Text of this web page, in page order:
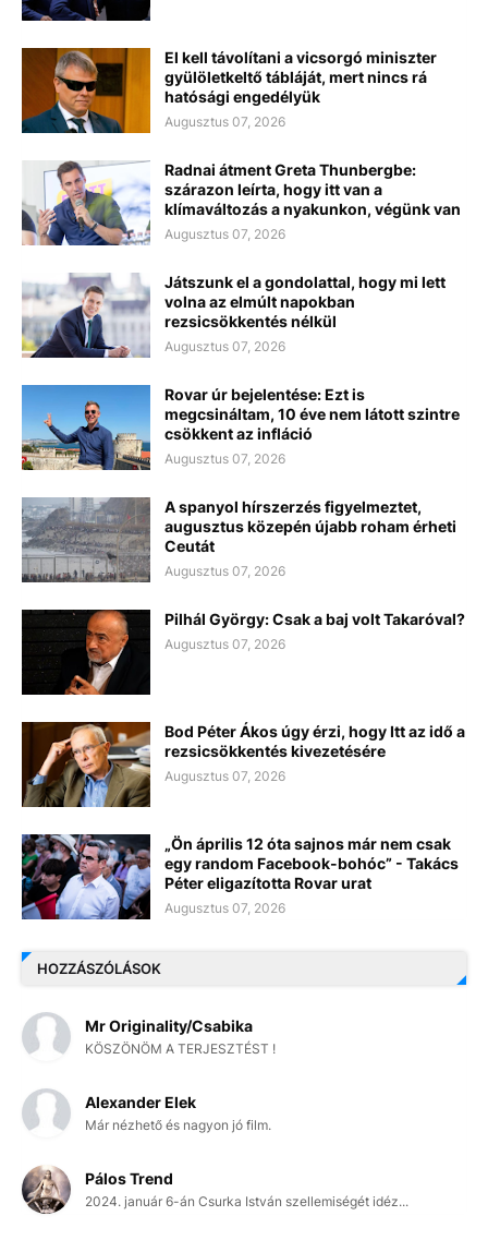
El kell távolítani a vicsorgó miniszter
gyülöletkeltő tábláját, mert nincs rá
hatósági engedélyük
Augusztus 07, 2026
Radnai átment Greta Thunbergbe:
szárazon leírta, hogy itt van a
klímaváltozás a nyakunkon, végünk van
Augusztus 07, 2026
Játszunk el a gondolattal, hogy mi lett
volna az elmúlt napokban
rezsicsökkentés nélkül
Augusztus 07, 2026
Rovar úr bejelentése: Ezt is
megcsináltam, 10 éve nem látott szintre
csökkent az infláció
Augusztus 07, 2026
A spanyol hírszerzés figyelmeztet,
augusztus közepén újabb roham érheti
Ceutát
Augusztus 07, 2026
Pilhál György: Csak a baj volt Takaróval?
Augusztus 07, 2026
Bod Péter Ákos úgy érzi, hogy Itt az idő a
rezsicsökkentés kivezetésére
Augusztus 07, 2026
„Ön április 12 óta sajnos már nem csak
egy random Facebook-bohóc” - Takács
Péter eligazította Rovar urat
Augusztus 07, 2026
HOZZÁSZÓLÁSOK
Mr Originality/Csabika
KÖSZÖNÖM A TERJESZTÉST !
Alexander Elek
Már nézhető és nagyon jó film.
Pálos Trend
2024. január 6-án Csurka István szellemiségét idéz...